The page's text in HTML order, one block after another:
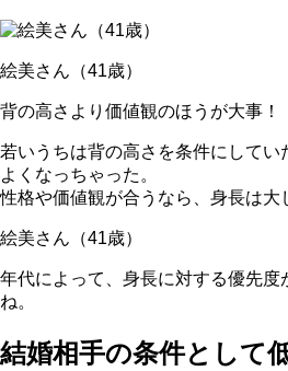
絵美さん（41歳）
背の高さより価値観のほうが大事！
若いうちは背の高さを条件にしてい
よく なっちゃった。
性格や価値観が合うなら、身長は大
絵美さん（41歳）
年代によって、身長に対する優先度
ね。
結婚相手の条件として